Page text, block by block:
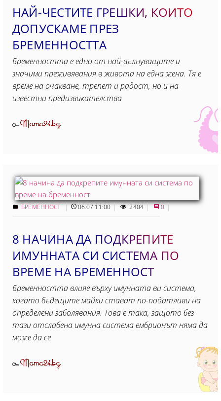
НАЙ-ЧЕСТИТЕ ГРЕШКИ, КОИТО
ДОПУСКАМЕ ПРЕЗ
БРЕМЕННОСТТА
Бременността е едно от най-вълнуващите и
значими преживявания в живота на една жена. Тя е
време на очакване, трепет и радост, но и на
известни предизвикателства
ОтMama24.bg
БРЕМЕННОСТ 06.07 11:00 2404 0
8 НАЧИНА ДА ПОДКРЕПИТЕ
ИМУННАТА СИ СИСТЕМА ПО
ВРЕМЕ НА БРЕМЕННОСТ
Бременността влияе върху имунната ви система,
когато бъдещите майки стават по-податливи на
определени заболявания. Това е така, защото без
тази отслабена имунна система ембрионът няма да
може да се
ОтMama24.bg